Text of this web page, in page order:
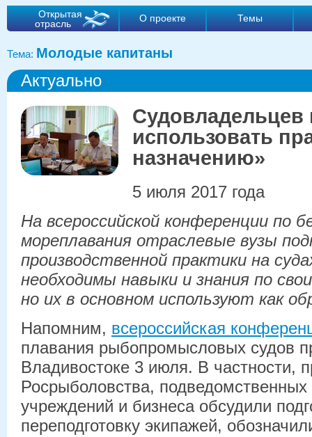
Открытая
отрасль
О проекте Темы
Тема: Молодые капитаны
Актуально
Судовладельцев
использовать
назначению»
5 июля 2017 года
На всероссийской конференции по
мореплавания отраслевые вузы
производственной практики на
необходимы навыки и знания по
но их в основном используют как
Напомним, всероссийская
плавания рыбопромысловых судов
Владивостоке 3 июля. В частности,
Росрыболовства,
учреждений и бизнеса обсудили
переподготовку экипажей,